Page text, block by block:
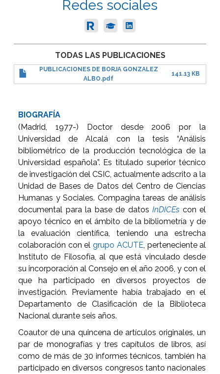
Redes sociales
TODAS LAS PUBLICACIONES
PUBLICACIONES DE BORJA GONZALEZ
ALBO.pdf
141.13 KB
BIOGRAFÍA
(Madrid, 1977-) Doctor desde 2006 por la
Universidad de Alcalá con la tesis “Análisis
bibliométrico de la producción tecnológica de la
Universidad española”. Es titulado superior técnico
de investigación del CSIC, actualmente adscrito a la
Unidad de Bases de Datos del Centro de Ciencias
Humanas y Sociales. Compagina tareas de análisis
documental para la base de datosInDICEs con el
apoyo técnico en el ámbito de la bibliometría y de
la evaluación científica, teniendo una estrecha
colaboración con elgrupo ACUTE, perteneciente al
Instituto de Filosofía, al que está vinculado desde
su incorporación al Consejo en el año 2006, y con el
que ha participado en diversos proyectos de
investigación. Previamente había trabajado en el
Departamento de Clasificación de la Biblioteca
Nacional durante seis años.
Coautor de una quincena de artículos originales, un
par de monografías y tres capítulos de libros, así
como de más de 30 informes técnicos, también ha
participado en diversos congresos tanto nacionales